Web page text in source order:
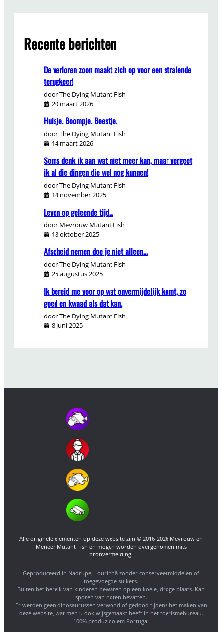
Recente berichten
De verloren zoon maakt zich op voor een stralende
terugkeer!
door The Dying Mutant Fish
20 maart 2026
Huisje. Boompje. Beestje.
door The Dying Mutant Fish
14 maart 2026
Soms denk ik aan wat niet meer kan, maar vergeet
ik al die dingen die wel nog kunnen!
door The Dying Mutant Fish
14 november 2025
Leven op geleende tijd…
door Mevrouw Mutant Fish
18 oktober 2025
Afscheid nemen doe je niet alleen…
door The Dying Mutant Fish
25 augustus 2025
Ik bereid me voor op wat onvermijdelijk komt, zo
goed en kwaad als dat kan.
door The Dying Mutant Fish
8 juni 2025
Alle originele elementen op deze website zijn © 2016-2026 Mevrouw en
Meneer Mutant Fish en mogen worden overgenomen mits
bronvermelding.
Geproduceerd in Nadrupe, Lourinhã zonder conserveermiddelen of
toegevoegde suikers.
Buiten het bereik van kinderen bewaren op een koele, droge plaats. Kan
sporen van noten bevatten.
Er werden geen dinosaurussen verwond of gedood tijdens het maken van
deze website, wat men u ook wijsgemaakt heeft in het toerismebureau.
100% produzido em Portugal